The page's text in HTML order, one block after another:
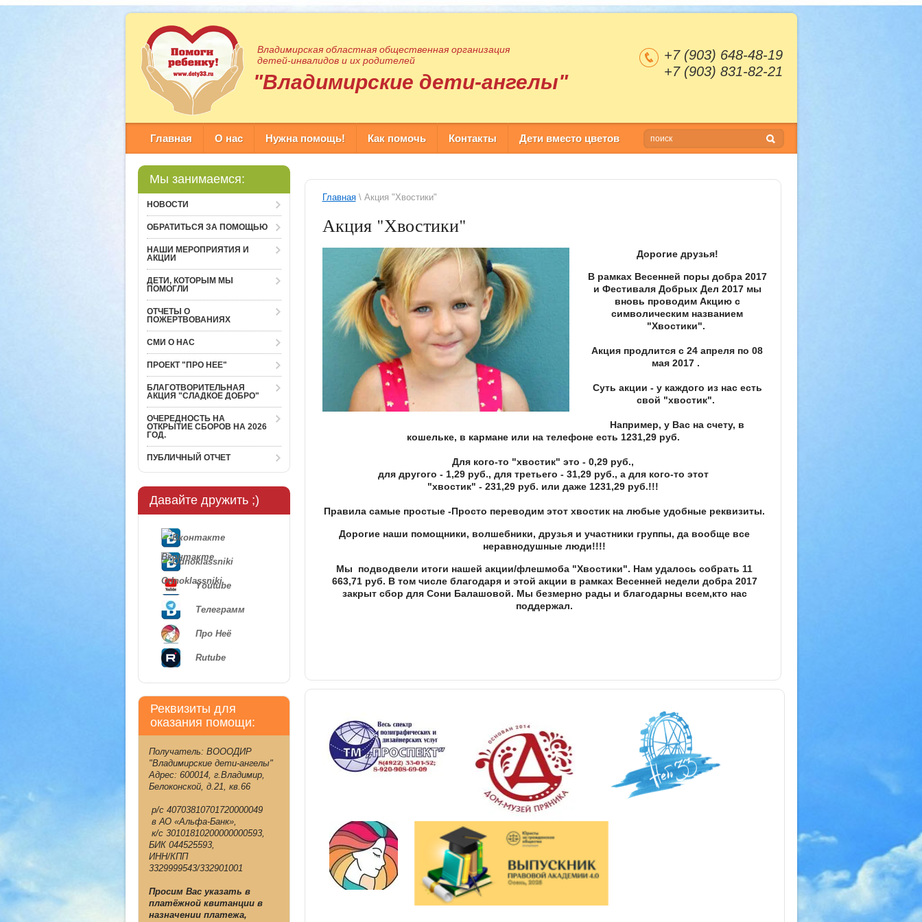
Владимирская областная общественная организация
детей-инвалидов и их родителей
"Владимирские дети-ангелы"
+7 (903) 648-48-19
+7 (903) 831-82-21
Главная О нас Нужна помощь! Как помочь Контакты Дети вместо цветов
Мы занимаемся:
НОВОСТИ
ОБРАТИТЬСЯ ЗА ПОМОЩЬЮ
НАШИ МЕРОПРИЯТИЯ И
АКЦИИ
ДЕТИ, КОТОРЫМ МЫ
ПОМОГЛИ
ОТЧЕТЫ О
ПОЖЕРТВОВАНИЯХ
СМИ О НАС
ПРОЕКТ "ПРО НЕЕ"
БЛАГОТВОРИТЕЛЬНАЯ
АКЦИЯ "СЛАДКОЕ ДОБРО"
ОЧЕРЕДНОСТЬ НА
ОТКРЫТИЕ СБОРОВ НА 2026
ГОД.
ПУБЛИЧНЫЙ ОТЧЕТ
Давайте дружить ;)
Вконтакте
Odnoklassniki
Youtube
Телеграмм
Про Неё
Rutube
Реквизиты для
оказания помощи:
Получатель: ВОООДИР
"Владимирские дети-ангелы"
Адрес: 600014, г.Владимир,
Белоконской, д.21, кв.66
р/с 40703810701720000049
в АО «Альфа-Банк»,
к/с 30101810200000000593,
БИК 044525593,
ИНН/КПП
3329999543/332901001
Просим Вас указать в
платёжной квитанции в
назначении платежа,
Главная\ Акция "Хвостики"
Акция "Хвостики"
Дорогие друзья!
В рамках Весенней поры добра 2017
и Фестиваля Добрых Дел 2017 мы
вновь проводим Акцию с
символическим названием
"Хвостики".
Акция продлится с 24 апреля по 08
мая 2017 .
Суть акции - у каждого из нас есть
свой "хвостик".
Например, у Вас на счету, в
кошельке, в кармане или на телефоне есть 1231,29 руб.
Для кого-то "хвостик" это - 0,29 руб.,
для другого - 1,29 руб., для третьего - 31,29 руб., а для кого-то этот
"хвостик" - 231,29 руб. или даже 1231,29 руб.!!!
Правила самые простые -Просто переводим этот хвостик на любые удобные реквизиты.
Дорогие наши помощники, волшебники, друзья и участники группы, да вообще все
неравнодушные люди!!!!
Мы подводвели итоги нашей акции/флешмоба "Хвостики". Нам удалось собрать 11
663,71 руб. В том числе благодаря и этой акции в рамках Весенней недели добра 2017
закрыт сбор для Сони Балашовой. Мы безмерно рады и благодарны всем,кто нас
поддержал.